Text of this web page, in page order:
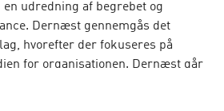
en udredning af begrebet og
Dernæst gennemgås det
hvorefter der fokuseres på
for organisationen. Dernæst går